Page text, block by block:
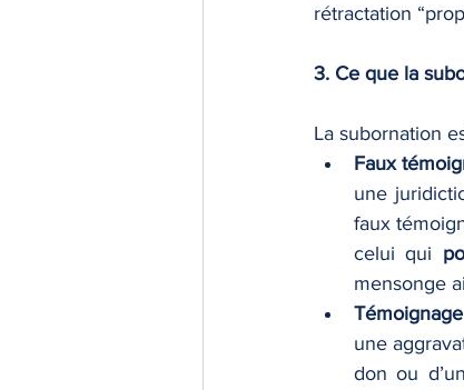
rétractation
3. Ce que la
La subornation
Faux
une
faux
celui qui
mensonge
une
don ou